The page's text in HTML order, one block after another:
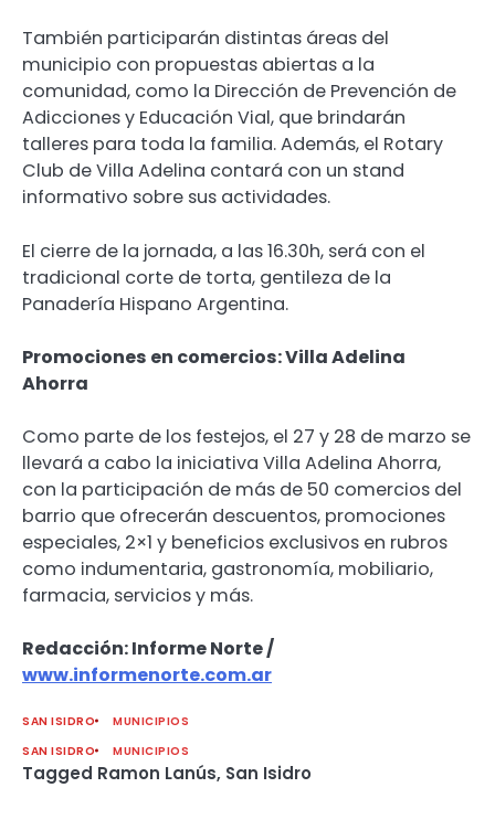
También participarán distintas áreas del
municipio con propuestas abiertas a la
comunidad, como la Dirección de Prevención de
Adicciones y Educación Vial, que brindarán
talleres para toda la familia. Además, el Rotary
Club de Villa Adelina contará con un stand
informativo sobre sus actividades.
El cierre de la jornada, a las 16.30h, será con el
tradicional corte de torta, gentileza de la
Panadería Hispano Argentina.
Promociones en comercios: Villa Adelina
Ahorra
Como parte de los festejos, el 27 y 28 de marzo se
llevará a cabo la iniciativa Villa Adelina Ahorra,
con la participación de más de 50 comercios del
barrio que ofrecerán descuentos, promociones
especiales, 2×1 y beneficios exclusivos en rubros
como indumentaria, gastronomía, mobiliario,
farmacia, servicios y más.
Redacción: Informe Norte /
www.informenorte.com.ar
SAN ISIDRO
MUNICIPIOS
SAN ISIDRO
MUNICIPIOS
Tagged Ramon Lanús, San Isidro